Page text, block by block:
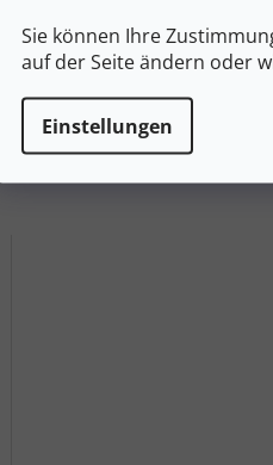
Sie können Ihre
auf der Seite ändern oder
Einstellungen